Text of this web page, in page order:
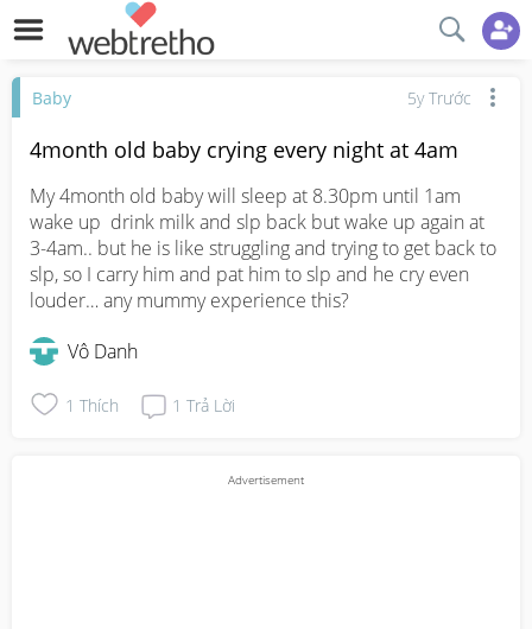
Baby 5y Trước
4month old baby crying every night at 4am
My 4month old baby will sleep at 8.30pm until 1am
wake up  drink milk and slp back but wake up again at
3-4am.. but he is like struggling and trying to get back to
slp, so I carry him and pat him to slp and he cry even
louder… any mummy experience this?
Vô Danh
1 Thích 1 Trả Lời